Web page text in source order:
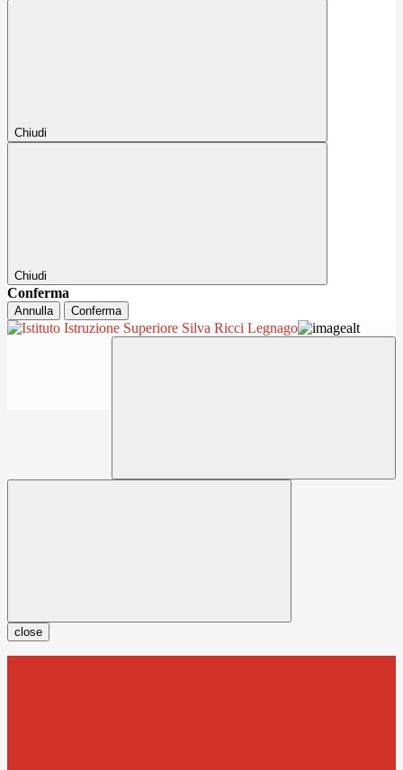
Chiudi
Chiudi
Conferma
Annulla Conferma
close